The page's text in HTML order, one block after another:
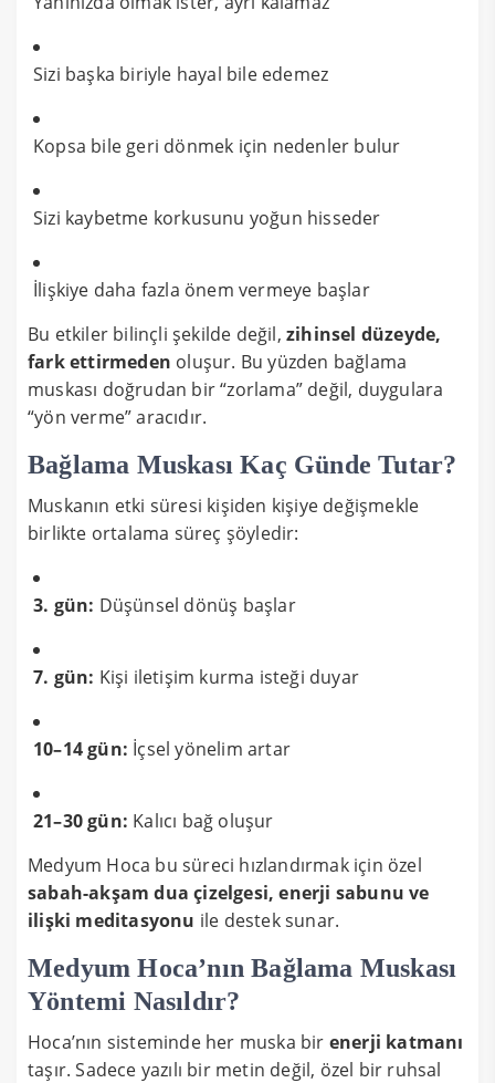
Sizi başka biriyle hayal bile edemez
Kopsa bile geri dönmek için nedenler bulur
Sizi kaybetme korkusunu yoğun hisseder
İlişkiye daha fazla önem vermeye başlar
Bu etkiler bilinçli şekilde değil, zihinsel düzeyde,
fark ettirmeden oluşur. Bu yüzden bağlama
muskası doğrudan bir “zorlama” değil, duygulara
“yön verme” aracıdır.
Bağlama Muskası Kaç Günde Tutar?
Muskanın etki süresi kişiden kişiye değişmekle
birlikte ortalama süreç şöyledir:
3. gün: Düşünsel dönüş başlar
7. gün: Kişi iletişim kurma isteği duyar
10–14 gün: İçsel yönelim artar
21–30 gün: Kalıcı bağ oluşur
Medyum Hoca bu süreci hızlandırmak için özel
sabah-akşam dua çizelgesi, enerji sabunu ve
ilişki meditasyonu ile destek sunar.
Medyum Hoca’nın Bağlama Muskası
Yöntemi Nasıldır?
Hoca’nın sisteminde her muska bir enerji katmanı
taşır. Sadece yazılı bir metin değil, özel bir ruhsal